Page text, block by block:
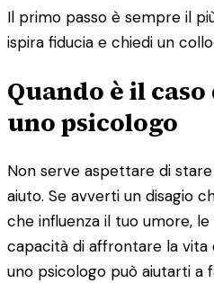
Il primo passo è sempre il
ispira fiducia e chiedi un
Quando è il
uno psicologo
Non serve aspettare di
aiuto. Se avverti un disagio
che influenza il tuo umore,
capacità di affrontare la vita
uno psicologo può aiutarti a